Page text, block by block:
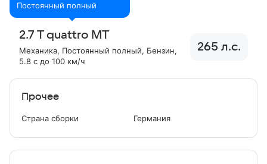
Постоянный полный
2.7 T quattro MT
Механика, Постоянный полный, Бензин,
5.8 с до 100 км/ч
265 л.с.
Прочее
Страна сборки Германия